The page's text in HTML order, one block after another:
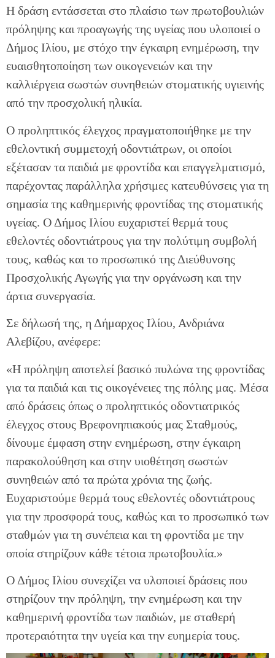
Η δράση εντάσσεται στο πλαίσιο των πρωτοβουλιών
πρόληψης και προαγωγής της υγείας που υλοποιεί ο
Δήμος Ιλίου, με στόχο την έγκαιρη ενημέρωση, την
ευαισθητοποίηση των οικογενειών και την
καλλιέργεια σωστών συνηθειών στοματικής υγιεινής
από την προσχολική ηλικία.
Ο προληπτικός έλεγχος πραγματοποιήθηκε με την
εθελοντική συμμετοχή οδοντιάτρων, οι οποίοι
εξέτασαν τα παιδιά με φροντίδα και επαγγελματισμό,
παρέχοντας παράλληλα χρήσιμες κατευθύνσεις για τη
σημασία της καθημερινής φροντίδας της στοματικής
υγείας. Ο Δήμος Ιλίου ευχαριστεί θερμά τους
εθελοντές οδοντιάτρους για την πολύτιμη συμβολή
τους, καθώς και το προσωπικό της Διεύθυνσης
Προσχολικής Αγωγής για την οργάνωση και την
άρτια συνεργασία.
Σε δήλωσή της, η Δήμαρχος Ιλίου, Ανδριάνα
Αλεβίζου, ανέφερε:
«Η πρόληψη αποτελεί βασικό πυλώνα της φροντίδας
για τα παιδιά και τις οικογένειες της πόλης μας. Μέσα
από δράσεις όπως ο προληπτικός οδοντιατρικός
έλεγχος στους Βρεφονηπιακούς μας Σταθμούς,
δίνουμε έμφαση στην ενημέρωση, στην έγκαιρη
παρακολούθηση και στην υιοθέτηση σωστών
συνηθειών από τα πρώτα χρόνια της ζωής.
Ευχαριστούμε θερμά τους εθελοντές οδοντιάτρους
για την προσφορά τους, καθώς και το προσωπικό των
σταθμών για τη συνέπεια και τη φροντίδα με την
οποία στηρίζουν κάθε τέτοια πρωτοβουλία.»
Ο Δήμος Ιλίου συνεχίζει να υλοποιεί δράσεις που
στηρίζουν την πρόληψη, την ενημέρωση και την
καθημερινή φροντίδα των παιδιών, με σταθερή
προτεραιότητα την υγεία και την ευημερία τους.